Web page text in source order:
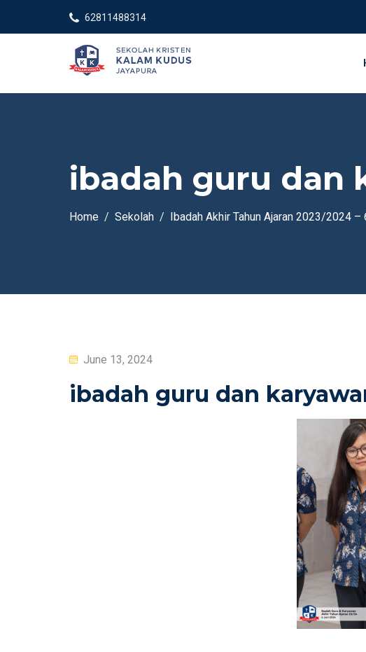
62811488314
ibadah guru dan
Home Sekolah Ibadah Akhir Tahun Ajaran 2023/2024 –
Posted
June 13, 2024
ibadah guru dan